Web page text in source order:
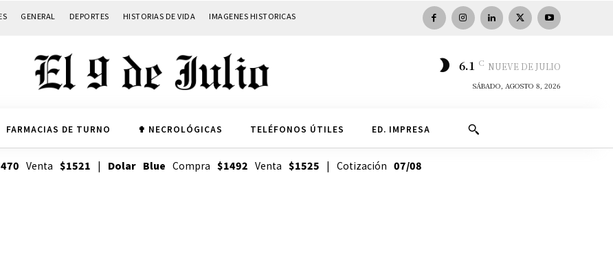
GENERAL DEPORTES HISTORIAS DE VIDA IMAGENES HISTORICAS
6.1 C NUEVE DE JULIO
SÁBADO, AGOSTO 8, 2026
FARMACIAS DE TURNO ✟ NECROLÓGICAS TELÉFONOS ÚTILES ED. IMPRESA
Venta $1521 | Dolar Blue Compra $1492 Venta $1525 | Cotización 07/08